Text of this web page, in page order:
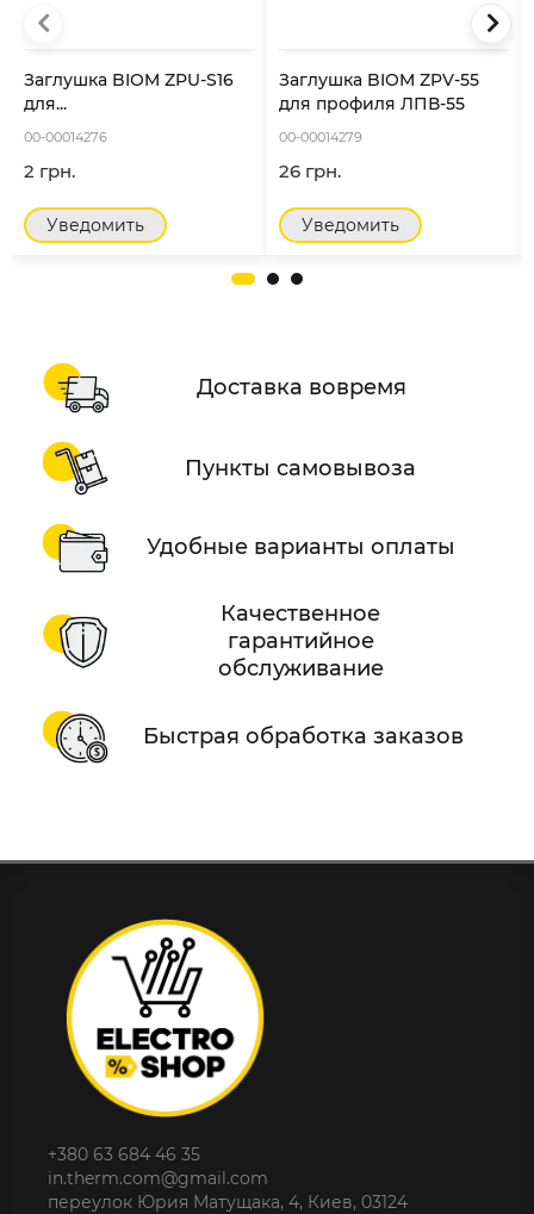
Заглушка BIOM ZPU-S16
для...
00-00014276
2 грн.
Уведомить
Заглушка BIOM ZPV-55
для профиля ЛПВ-55
00-00014279
26 грн.
Уведомить
Доставка вовремя
Пункты самовывоза
Удобные варианты оплаты
Качественное
гарантийное
обслуживание
Быстрая обработка заказов
+380 63 684 46 35
in.therm.com@gmail.com
переулок Юрия Матущака, 4, Киев, 03124